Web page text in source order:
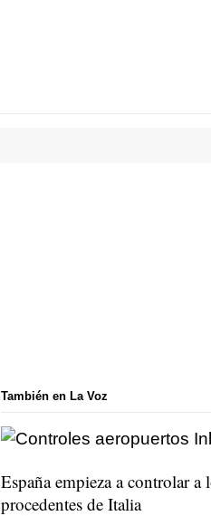
También en La Voz
España empieza a controlar a
procedentes de Italia